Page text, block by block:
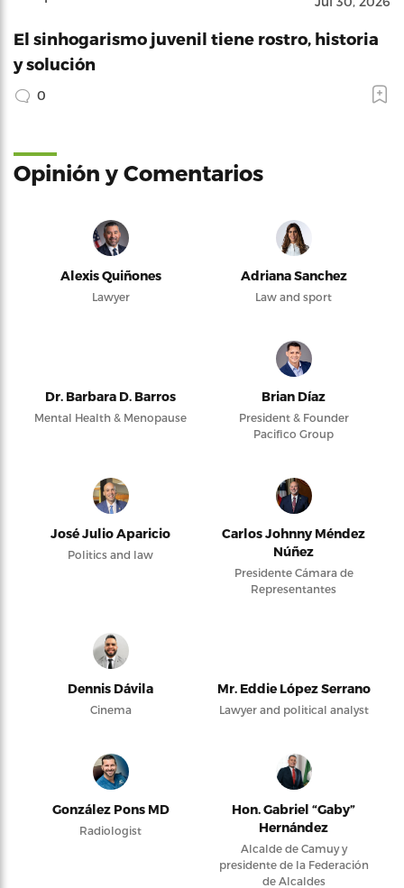
El sinhogarismo juvenil tiene rostro, historia
y solución
0
Opinión y Comentarios
Alexis Quiñones
Lawyer
Adriana Sanchez
Law and sport
Dr. Barbara D. Barros
Mental Health & Menopause
Brian Díaz
President & Founder
Pacifico Group
José Julio Aparicio
Politics and law
Carlos Johnny Méndez
Núñez
Presidente Cámara de
Representantes
Dennis Dávila
Cinema
Mr. Eddie López Serrano
Lawyer and political analyst
González Pons MD
Radiologist
Hon. Gabriel “Gaby”
Hernández
Alcalde de Camuy y
presidente de la Federación
de Alcaldes